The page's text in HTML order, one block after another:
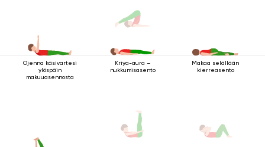
Ojenna käsivartesi
ylöspäin
makuuasennosta
Kriya-aura –
nukkumisasento
Makaa selällään
kierreasento